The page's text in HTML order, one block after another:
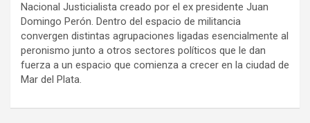
Nacional Justicialista creado por el ex presidente Juan
Domingo Perón. Dentro del espacio de militancia
convergen distintas agrupaciones ligadas esencialmente al
peronismo junto a otros sectores políticos que le dan
fuerza a un espacio que comienza a crecer en la ciudad de
Mar del Plata.